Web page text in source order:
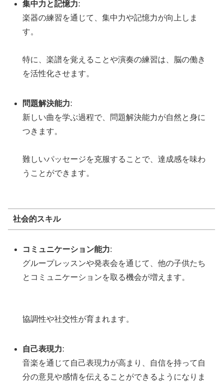
集中力と記憶力:
楽器の練習を通じて、集中力や記憶力が向上しま
す。
特に、楽譜を覚えることや演奏の練習は、脳の働き
を活性化させます。
問題解決能力:
新しい曲を学ぶ過程で、問題解決能力が自然と身に
つきます。
難しいパッセージを克服することで、達成感を味わ
うことができます。
社会的スキル
コミュニケーション能力:
グループレッスンや発表会を通じて、他の子供たち
とコミュニケーションを取る機会が増えます。
協調性や社交性が育まれます。
自己表現力:
音楽を通じて自己表現力が高まり、自信を持って自
分の意見や感情を伝えることができるようになりま